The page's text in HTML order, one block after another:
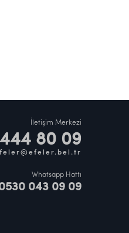
İletişim Merkezi
444 80 09
Whatsapp Hattı
043 09 09